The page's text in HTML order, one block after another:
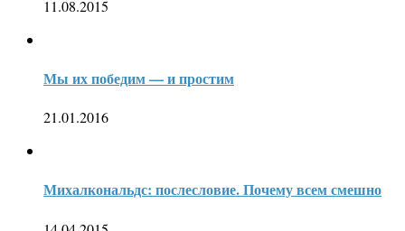
11.08.2015
Мы их победим — и простим
21.01.2016
Михалкональдс: послесловие. Почему всем смешно